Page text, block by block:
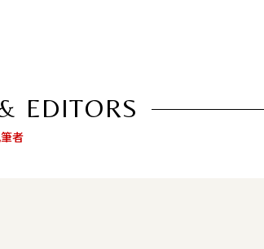
者
EDITORS